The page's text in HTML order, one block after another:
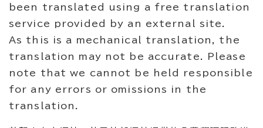
been translated using a free translation
service provided by an external site.
As this is a mechanical translation, the
translation may not be accurate. Please
note that we cannot be held responsible
for any errors or omissions in the
translation.